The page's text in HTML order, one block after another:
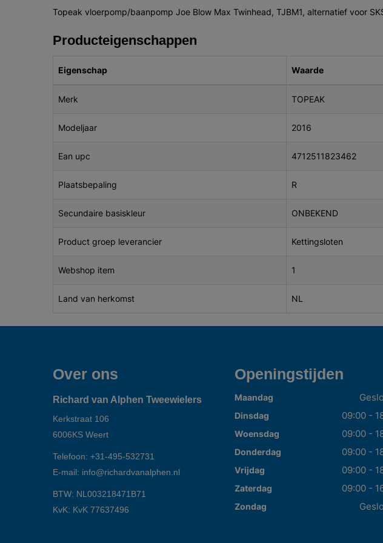
Topeak vloerpomp/baanpomp Joe Blow Max Twinhead, TJBM1, alternatief voor
Producteigenschappen
Eigenschap Waarde
Merk TOPEAK
Modeljaar 2016
Ean upc 4712511823462
Plaatsbepaling R
Secundaire basiskleur ONBEKEND
Product groep leverancier Kettingsloten
Webshop item 1
Land van herkomst NL
Over ons
Richard van Alphen Tweewielers
Kerkstraat 106
6006KS Weert
Telefoon: +31-495-532731
E-mail: info@richardvanalphen.nl
BTW: NL003218471B71
KvK: KvK 77637496
Openingstijden
Maandag
Dinsdag 09:00 -
Woensdag 09:00 -
Donderdag 09:00 -
Vrijdag 09:00 -
Zaterdag 09:00 -
Zondag